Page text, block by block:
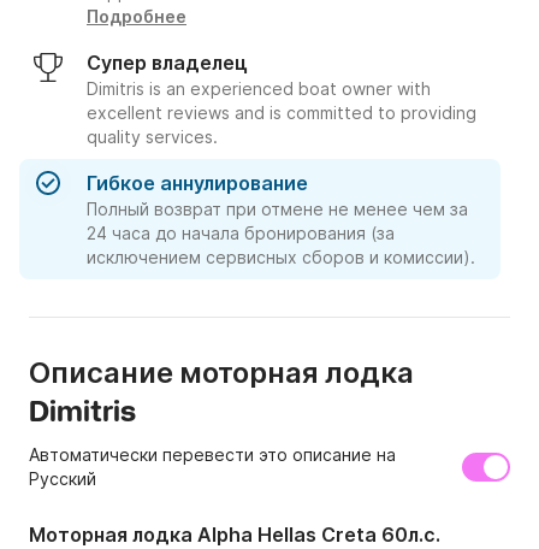
Подробнее
Супер владелец
Dimitris is an experienced boat owner with
excellent reviews and is committed to providing
quality services.
Гибкое аннулирование
Полный возврат при отмене не менее чем за
24 часа до начала бронирования (за
исключением сервисных сборов и комиссии).
Описание моторная лодка
Dimitris
Автоматически перевести это описание на
Русский
Моторная лодка Alpha Hellas Creta 60л.с.